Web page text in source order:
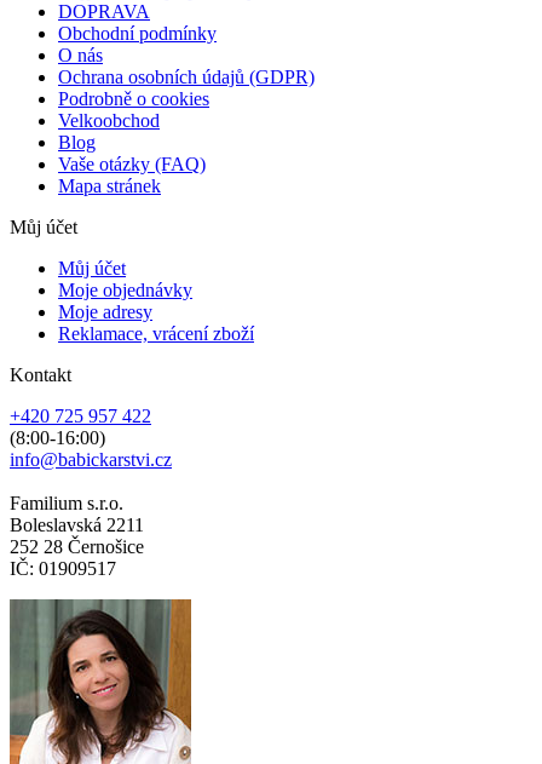
DOPRAVA
Obchodní podmínky
O nás
Ochrana osobních údajů (GDPR)
Podrobně o cookies
Velkoobchod
Blog
Vaše otázky (FAQ)
Mapa stránek
Můj účet
Můj účet
Moje objednávky
Moje adresy
Reklamace, vrácení zboží
Kontakt
+420 725 957 422
(8:00-16:00)
info@babickarstvi.cz
Familium s.r.o.
Boleslavská 2211
252 28 Černošice
IČ: 01909517